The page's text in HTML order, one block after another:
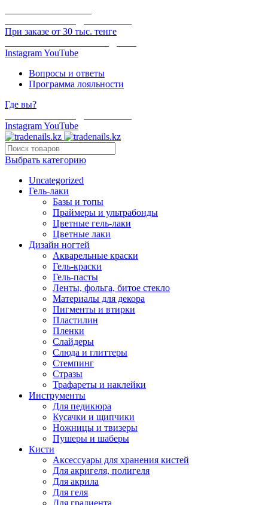
При заказе от 30 тыс. тенге
InstagramYouTube
Вопросы и ответы
Программа лояльности
Где вы?
InstagramYouTube
Выбрать категорию
Uncategorized
Гель-лаки
Базы и топы
Праймеры и ультрабонды
Цветные гель-лаки
Цветные лаки
Дизайн ногтей
Акварельные краски
Гель-краски
Гель-пасты
Ленты, фольга, битое стекло
Материалы для декора
Пигменты и втирки
Пластилин
Пленки
Слайдеры
Слюда и глиттеры
Стемпинг
Стразы
Трафареты и наклейки
Инструменты
Для педикюра
Кусачки и щипчики
Ножницы и твизеры
Пушеры и шаберы
Кисти
Аксессуары для хранения кистей
Для акригеля, полигеля
Для акрила
Для геля
Для градиента